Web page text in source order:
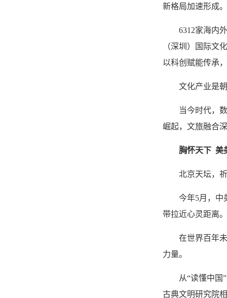
新格局加速形成。
6312家海内
（深圳）国际文
以科创赋能传承
文化产业是
当今时代，
崛起，文旅融合
胸怀天下 美
北京天坛，
今年5月，中
带拉近心灵距离
在世界百年
力量。
从“读懂中国
古典文明研究院